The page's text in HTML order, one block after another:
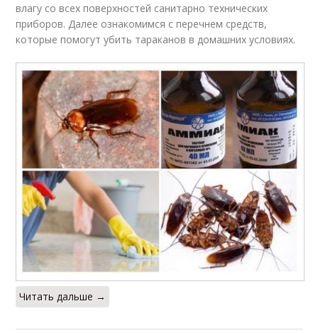
влагу со всех поверхностей санитарно технических
приборов. Далее ознакомимся с перечнем средств,
которые помогут убить тараканов в домашних условиях.
Читать дальше →